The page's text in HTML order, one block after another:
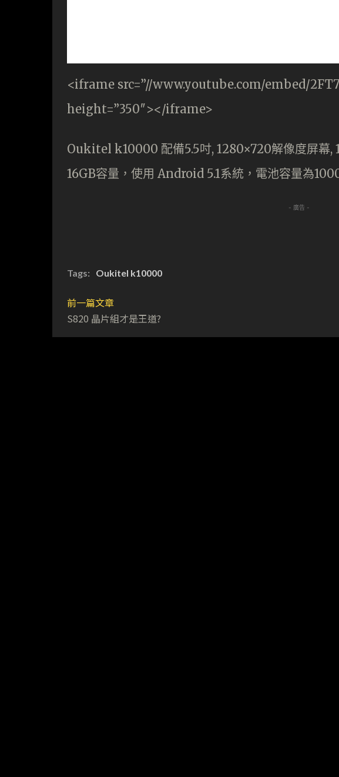
<iframe src=”//www.youtube.com/embed/
height=”350″></iframe>
Oukitel k10000 配備5.5吋, 1280×720解像度屏幕,
16GB容量，使用 Android 5.1系統，電池容量為
- 廣告 -
Tags: Oukitel k10000
前一篇文章
S820 晶片組才是王道?